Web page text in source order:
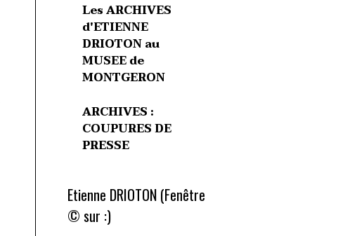
Les ARCHIVES
d'ETIENNE
DRIOTON au
MUSEE de
MONTGERON
ARCHIVES :
COUPURES DE
PRESSE
Etienne DRIOTON (Fenêtre
© sur :)